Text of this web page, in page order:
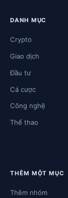
DANH MỤC
Crypto
Giao dịch
Đầu tư
Cá cược
Công nghệ
Thể thao
THÊM MỘT MỤC
Thêm nhóm